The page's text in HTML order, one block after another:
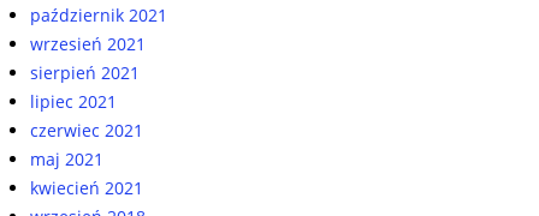
październik 2021
wrzesień 2021
sierpień 2021
lipiec 2021
czerwiec 2021
maj 2021
kwiecień 2021